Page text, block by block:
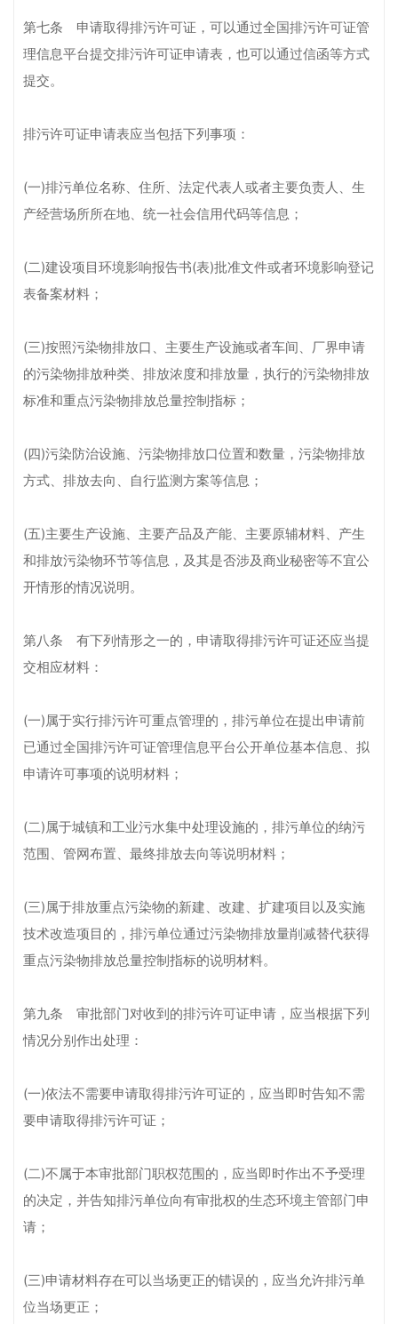
第七条 申请取得排污许可证，可以通过全国排污许可证管
理信息平台提交排污许可证申请表，也可以通过信函等方式
提交。
排污许可证申请表应当包括下列事项：
(一)排污单位名称、住所、法定代表人或者主要负责人、生
产经营场所所在地、统一社会信用代码等信息；
(二)建设项目环境影响报告书(表)批准文件或者环境影响登记
表备案材料；
(三)按照污染物排放口、主要生产设施或者车间、厂界申请
的污染物排放种类、排放浓度和排放量，执行的污染物排放
标准和重点污染物排放总量控制指标；
(四)污染防治设施、污染物排放口位置和数量，污染物排放
方式、排放去向、自行监测方案等信息；
(五)主要生产设施、主要产品及产能、主要原辅材料、产生
和排放污染物环节等信息，及其是否涉及商业秘密等不宜公
开情形的情况说明。
第八条 有下列情形之一的，申请取得排污许可证还应当提
交相应材料：
(一)属于实行排污许可重点管理的，排污单位在提出申请前
已通过全国排污许可证管理信息平台公开单位基本信息、拟
申请许可事项的说明材料；
(二)属于城镇和工业污水集中处理设施的，排污单位的纳污
范围、管网布置、最终排放去向等说明材料；
(三)属于排放重点污染物的新建、改建、扩建项目以及实施
技术改造项目的，排污单位通过污染物排放量削减替代获得
重点污染物排放总量控制指标的说明材料。
第九条 审批部门对收到的排污许可证申请，应当根据下列
情况分别作出处理：
(一)依法不需要申请取得排污许可证的，应当即时告知不需
要申请取得排污许可证；
(二)不属于本审批部门职权范围的，应当即时作出不予受理
的决定，并告知排污单位向有审批权的生态环境主管部门申
请；
(三)申请材料存在可以当场更正的错误的，应当允许排污单
位当场更正；